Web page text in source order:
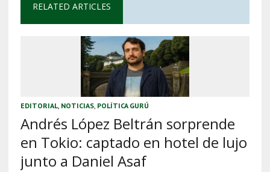
RELATED ARTICLES
EDITORIAL, NOTICIAS, POLÍTICA GURÚ
Andrés López Beltrán sorprende
en Tokio: captado en hotel de lujo
junto a Daniel Asaf